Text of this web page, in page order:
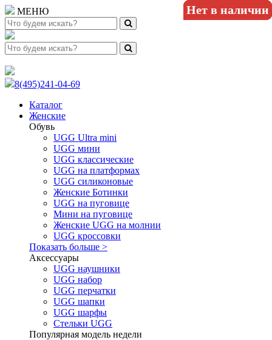
МЕНЮ
8(495)241-04-69
Каталог
Женские
Обувь
UGG Ultra mini
UGG мини
UGG классические
UGG на платформах
UGG силиконовые
Женские Ботинки
UGG на пуговице
Мини на пуговице
Женские UGG на молнии
UGG кроссовки
Показать больше >
Аксессуары
UGG наушники
UGG набор
UGG перчатки
UGG шапки
UGG шарфы
Стельки UGG
Популярная модель недели
Нет в наличии
Нет в наличии
Нет в наличии
Нет в наличии
Нет в наличии
Нет в наличии
Нет в наличии
Нет в наличии